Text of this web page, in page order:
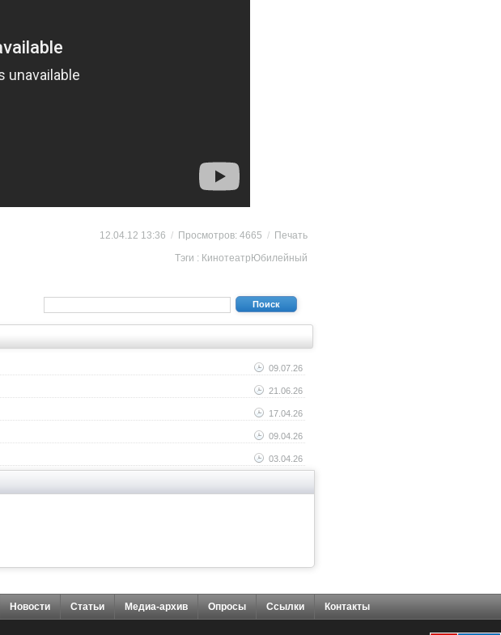
12.04.12 13:36 / Просмотров: 4665 / Печать
Тэги : КинотеатрЮбилейный
Поиск
09.07.26
21.06.26
17.04.26
09.04.26
03.04.26
Новости Статьи Медиа-архив Опросы Ссылки
Контакты